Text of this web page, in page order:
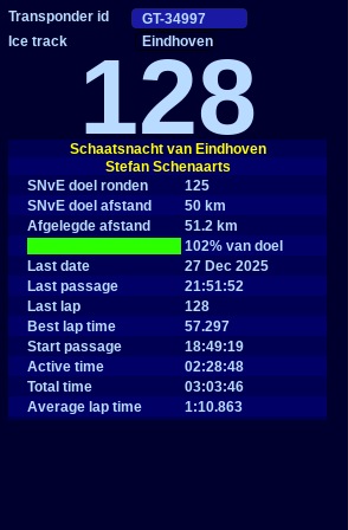
Eindhoven
128
Schaatsnacht van Eindhoven
Stefan Schenaarts
SNvE doel ronden
125
SNvE doel afstand
50 km
Afgelegde afstand
51.2 km
102% van doel
Last date
27 Dec 2025
Last passage
21:51:52
Last lap
128
Best lap time
57.297
Start passage
18:49:19
Active time
02:28:48
Total time
03:03:46
Average lap time
1:10.863